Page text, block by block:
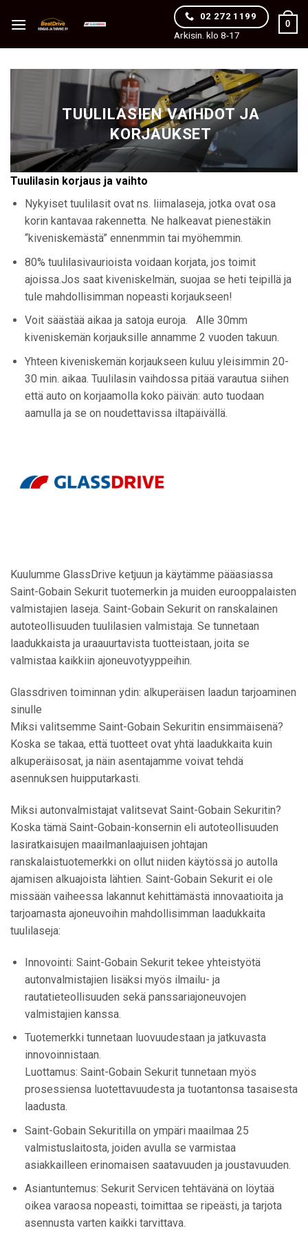
02 272 1199
Arkisin. klo 8-17
0
TUULILASIEN VAIHDOT JA
KORJAUKSET
Tuulilasin korjaus ja vaihto
Nykyiset tuulilasit ovat ns. liimalaseja, jotka ovat osa
korin kantavaa rakennetta. Ne halkeavat pienestäkin
“kiveniskemästä” ennenmmin tai myöhemmin.
80% tuulilasivaurioista voidaan korjata, jos toimit
ajoissa.Jos saat kiveniskelmän, suojaa se heti teipillä ja
tule mahdollisimman nopeasti korjaukseen!
Voit säästää aikaa ja satoja euroja. Alle 30mm
kiveniskemän korjauksille annamme 2 vuoden takuun.
Yhteen kiveniskemän korjaukseen kuluu yleisimmin 20-
30 min. aikaa. Tuulilasin vaihdossa pitää varautua siihen
että auto on korjaamolla koko päivän: auto tuodaan
aamulla ja se on noudettavissa iltapäivällä.
Kuulumme GlassDrive ketjuun ja käytämme pääasiassa
Saint-Gobain Sekurit tuotemerkin ja muiden eurooppalaisten
valmistajien laseja. Saint-Gobain Sekurit on ranskalainen
autoteollisuuden tuulilasien valmistaja. Se tunnetaan
laadukkaista ja uraauurtavista tuotteistaan, joita se
valmistaa kaikkiin ajoneuvotyyppeihin.
Glassdriven toiminnan ydin: alkuperäisen laadun tarjoaminen
sinulle
Miksi valitsemme Saint-Gobain Sekuritin ensimmäisenä?
Koska se takaa, että tuotteet ovat yhtä laadukkaita kuin
alkuperäisosat, ja näin asentajamme voivat tehdä
asennuksen huipputarkasti.
Miksi autonvalmistajat valitsevat Saint-Gobain Sekuritin?
Koska tämä Saint-Gobain-konsernin eli autoteollisuuden
lasiratkaisujen maailmanlaajuisen johtajan
ranskalaistuotemerkki on ollut niiden käytössä jo autolla
ajamisen alkuajoista lähtien. Saint-Gobain Sekurit ei ole
missään vaiheessa lakannut kehittämästä innovaatioita ja
tarjoamasta ajoneuvoihin mahdollisimman laadukkaita
tuulilaseja:
Innovointi: Saint-Gobain Sekurit tekee yhteistyötä
autonvalmistajien lisäksi myös ilmailu- ja
rautatieteollisuuden sekä panssariajoneuvojen
valmistajien kanssa.
Tuotemerkki tunnetaan luovuudestaan ja jatkuvasta
innovoinnistaan.
Luottamus: Saint-Gobain Sekurit tunnetaan myös
prosessiensa luotettavuudesta ja tuotantonsa tasaisesta
laadusta.
Saint-Gobain Sekuritilla on ympäri maailmaa 25
valmistuslaitosta, joiden avulla se varmistaa
asiakkailleen erinomaisen saatavuuden ja joustavuuden.
Asiantuntemus: Sekurit Servicen tehtävänä on löytää
oikea varaosa nopeasti, toimittaa se ripeästi, ja tarjota
asennusta varten kaikki tarvittava.